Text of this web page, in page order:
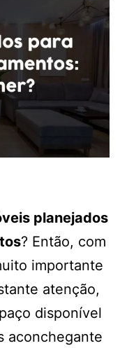
planejados
? Então, com
importante
atenção,
disponível
aconchegante